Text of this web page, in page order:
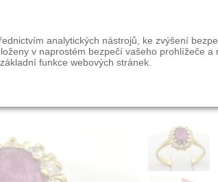
0,15 ct
analytických nástrojů, ke zvýšení
v naprostém bezpečí vašeho prohlížeče a
funkce webových stránek.